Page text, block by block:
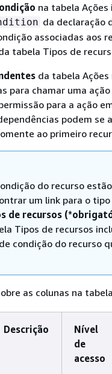
na tabela
da declaração
associadas aos
tabela Tipos de
da tabela
para chamar uma
para a ação
podem se
ao primeiro
do recurso
um link para o
de recursos
Tipos de recursos
condição do recurso
as colunas na
Descrição
Nível
de
acesso